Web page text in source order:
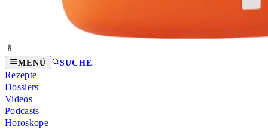
MENÜ SUCHE
Rezepte
Dossiers
Videos
Podcasts
Horoskope